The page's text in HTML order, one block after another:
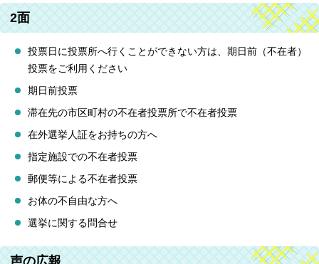
2面
投票日に投票所へ行くことができない方は、期日前（不在者）
投票をご利用ください
期日前投票
滞在先の市区町村の不在者投票所で不在者投票
在外選挙人証をお持ちの方へ
指定施設での不在者投票
郵便等による不在者投票
お体の不自由な方へ
選挙に関する問合せ